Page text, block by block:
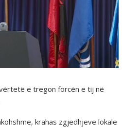
e tregon forcën e tij në
krahas zgjedhjeve lokale